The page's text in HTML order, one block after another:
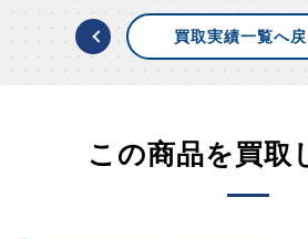
買取実績一覧へ戻
この商品を買取